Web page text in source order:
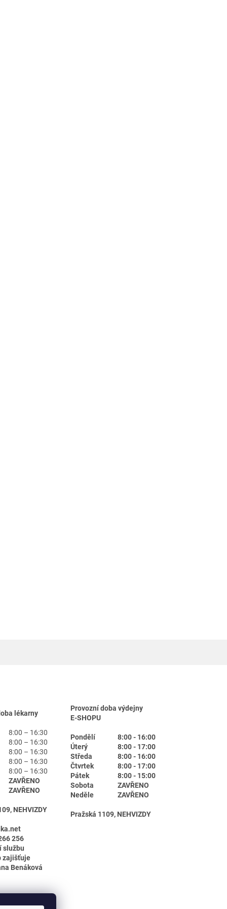
lékarny
8:00 – 16:30
8:00 – 16:30
8:00 – 16:30
8:00 – 16:30
8:00 – 16:30
ZAVŘENO
ZAVŘENO
NEHVIZDY
256
službu
zajišťuje
Benáková
Provozní doba výdejny
E-SHOPU
Pondělí
8:00 - 16:00
Úterý
8:00 - 17:00
Středa
8:00 - 16:00
Čtvrtek
8:00 - 17:00
Pátek
8:00 - 15:00
Sobota
ZAVŘENO
Neděle
ZAVŘENO
Pražská 1109, NEHVIZDY